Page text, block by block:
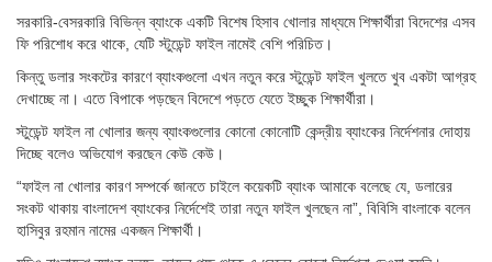
সরকারি-বেসরকারি বিভিন্ন ব্যাংকে একটি বিশেষ হিসাব খোলার মাধ্যমে শিক্ষার্থীরা বিদেশের এসব
ফি পরিশোধ করে থাকে, যেটি স্টুডেন্ট ফাইল নামেই বেশি পরিচিত।
কিন্তু ডলার সংকটের কারণে ব্যাংকগুলো এখন নতুন করে স্টুডেন্ট ফাইল খুলতে খুব একটা আগ্রহ
দেখাচ্ছে না। এতে বিপাকে পড়ছেন বিদেশে পড়তে যেতে ইচ্ছুক শিক্ষার্থীরা।
স্টুডেন্ট ফাইল না খোলার জন্য ব্যাংকগুলোর কোনো কোনোটি কেন্দ্রীয় ব্যাংকের নির্দেশনার দোহায়
দিচ্ছে বলেও অভিযোগ করছেন কেউ কেউ।
“ফাইল না খোলার কারণ সম্পর্কে জানতে চাইলে কয়েকটি ব্যাংক আমাকে বলেছে যে, ডলারের
সংকট থাকায় বাংলাদেশ ব্যাংকের নির্দেশেই তারা নতুন ফাইল খুলছেন না”, বিবিসি বাংলাকে বলেন
হাসিবুর রহমান নামের একজন শিক্ষার্থী।